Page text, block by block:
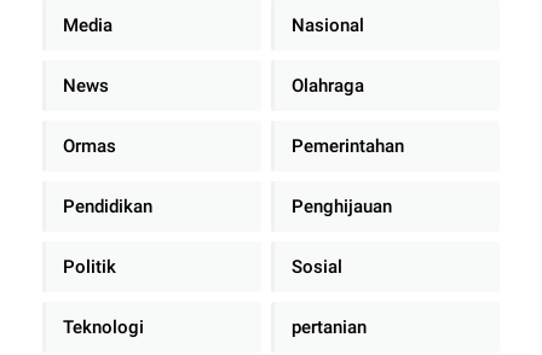
Media Nasional
News Olahraga
Ormas Pemerintahan
Pendidikan Penghijauan
Politik Sosial
Teknologi pertanian